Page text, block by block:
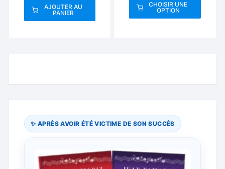
AJOUTER AU
PANIER
CHOISIR UNE
OPTION
Ce
être
choisies
page
✨ APRÈS AVOIR ÉTÉ VICTIME DE SON SUCCÈS